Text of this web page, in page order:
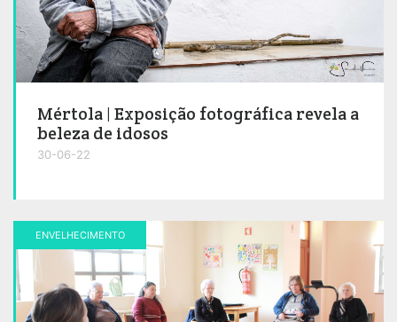
Mértola | Exposição fotográfica revela a
beleza de idosos
30-06-22
ENVELHECIMENTO